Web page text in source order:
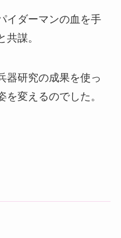
イダーマンの血を手
謀。
器研究の成果を使っ
変えるのでした。